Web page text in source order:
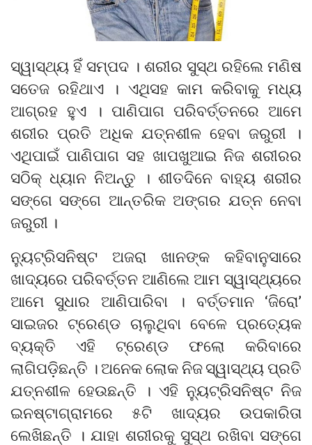
ସ୍ୱାସ୍ଥ୍ୟ ହିଁ ସମ୍ପଦ । ଶରୀର ସୁସ୍ଥ ରହିଲେ ମଣିଷ
ସତେଜ ରହିଥାଏ । ଏଥିସହ କାମ କରିବାକୁ ମଧ୍ୟ
ଆଗ୍ରହ ହୁଏ । ପାଣିପାଗ ପରିବର୍ତ୍ତନରେ ଆମେ
ଶରୀର ପ୍ରତି ଅଧିକ ଯତ୍ନଶୀଳ ହେବା ଜରୁରୀ ।
ଏଥିପାଇଁ ପାଣିପାଗ ସହ ଖାପଖୁଆଇ ନିଜ ଶରୀରର
ସଠିକ୍ ଧ୍ୟାନ ନିଅନ୍ତୁ । ଶୀତଦିନେ ବାହ୍ୟ ଶରୀର
ସଙ୍ଗେ ସଙ୍ଗେ ଆନ୍ତରିକ ଅଙ୍ଗର ଯତ୍ନ ନେବା
ଜରୁରୀ ।
ନ୍ୟୁଟ୍ରିସନିଷ୍ଟ ଅଜରା ଖାନଙ୍କ କହିବାନୁସାରେ
ଖାଦ୍ୟରେ ପରିବର୍ତ୍ତନ ଆଣିଲେ ଆମ ସ୍ୱାସ୍ଥ୍ୟରେ
ଆମେ ସୁଧାର ଆଣିପାରିବା । ବର୍ତ୍ତମାନ ‘ଜିରୋ’
ସାଇଜର ଟ୍ରେଣ୍ଡ ଚାଲୁଥିବା ବେଳେ ପ୍ରତ୍ୟେକ
ବ୍ୟକ୍ତି ଏହି ଟ୍ରେଣ୍ଡ ଫଲୋ କରିବାରେ
ଲାଗିପଡ଼ିଛନ୍ତି । ଅନେକ ଲୋକ ନିଜ ସ୍ୱାସ୍ଥ୍ୟ ପ୍ରତି
ଯତ୍ନଶୀଳ ହେଉଛନ୍ତି । ଏହି ନ୍ୟୁଟ୍ରିସନିଷ୍ଟ ନିଜ
ଇନଷ୍ଟାଗ୍ରାମରେ ୫ଟି ଖାଦ୍ୟର ଉପକାରିତା
ଲେଖିଛନ୍ତି । ଯାହା ଶରୀରକୁ ସୁସ୍ଥ ରଖିବା ସଙ୍ଗେ